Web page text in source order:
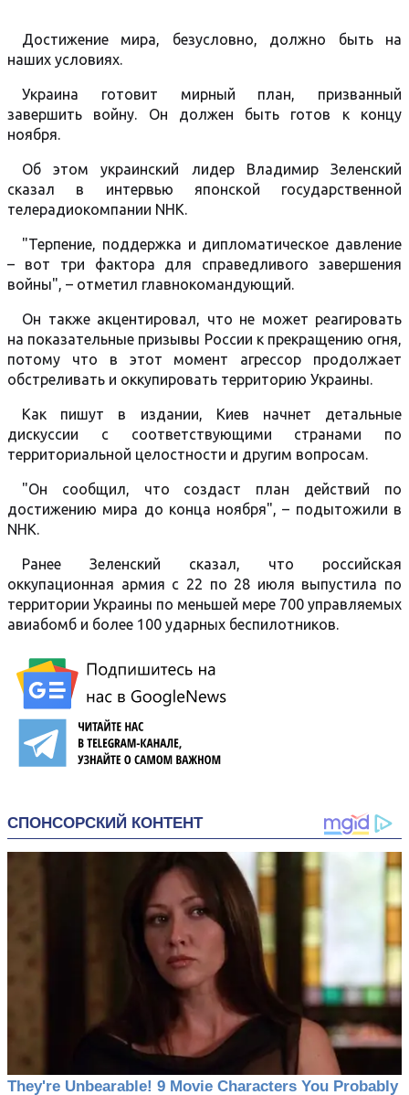
Достижение мира, безусловно, должно быть на
наших условиях.
Украина готовит мирный план, призванный
завершить войну. Он должен быть готов к концу
ноября.
Об этом украинский лидер Владимир Зеленский
сказал в интервью японской государственной
телерадиокомпании NHK.
"Терпение, поддержка и дипломатическое давление
– вот три фактора для справедливого завершения
войны", – отметил главнокомандующий.
Он также акцентировал, что не может реагировать
на показательные призывы России к прекращению огня,
потому что в этот момент агрессор продолжает
обстреливать и оккупировать территорию Украины.
Как пишут в издании, Киев начнет детальные
дискуссии с соответствующими странами по
территориальной целостности и другим вопросам.
"Он сообщил, что создаст план действий по
достижению мира до конца ноября", – подытожили в
NHK.
Ранее Зеленский сказал, что российская
оккупационная армия с 22 по 28 июля выпустила по
территории Украины по меньшей мере 700 управляемых
авиабомб и более 100 ударных беспилотников.